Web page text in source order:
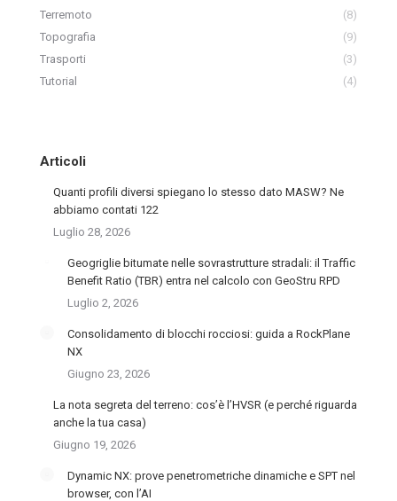
Terremoto
(8)
Topografia
(9)
Trasporti
(3)
Tutorial
(4)
Articoli
Quanti profili diversi spiegano lo stesso dato MASW? Ne
abbiamo contati 122
Luglio 28, 2026
Geogriglie bitumate nelle sovrastrutture stradali: il Traffic
Benefit Ratio (TBR) entra nel calcolo con GeoStru RPD
Luglio 2, 2026
Consolidamento di blocchi rocciosi: guida a RockPlane
NX
Giugno 23, 2026
La nota segreta del terreno: cos’è l’HVSR (e perché riguarda
anche la tua casa)
Giugno 19, 2026
Dynamic NX: prove penetrometriche dinamiche e SPT nel
browser, con l’AI